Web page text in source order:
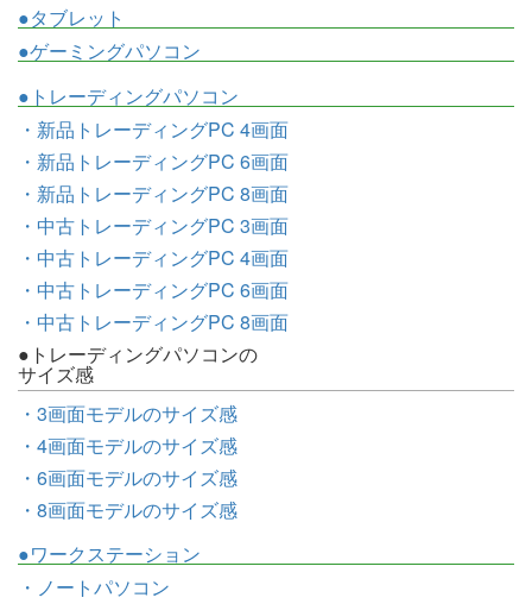
●タブレット
●ゲーミングパソコン
●トレーディングパソコン
・新品トレーディングPC 4画面
・新品トレーディングPC 6画面
・新品トレーディングPC 8画面
・中古トレーディングPC 3画面
・中古トレーディングPC 4画面
・中古トレーディングPC 6画面
・中古トレーディングPC 8画面
●トレーディングパソコンの
サイズ感
・3画面モデルのサイズ感
・4画面モデルのサイズ感
・6画面モデルのサイズ感
・8画面モデルのサイズ感
●ワークステーション
・ノートパソコン